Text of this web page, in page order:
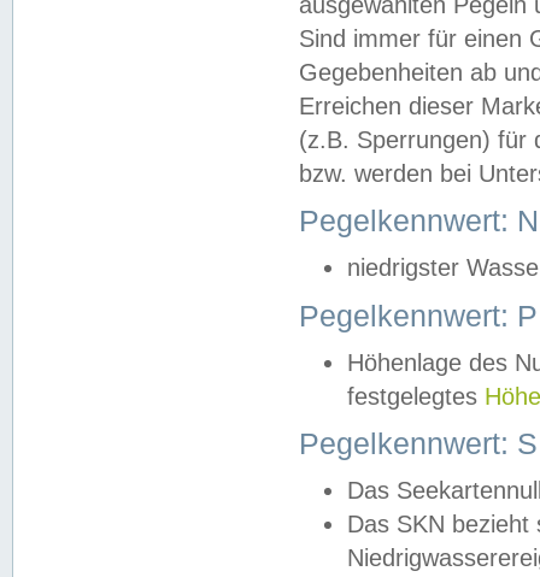
Sind immer für einen
Gegebenheiten ab
Erreichen dieser
(z.B. Sperrungen) für
bzw. werden bei
Pegelkennwert:
niedrigster
Pegelkennwert:
Höhenlage des
festgelegtes
Pegelkennwert:
Das
Das SKN